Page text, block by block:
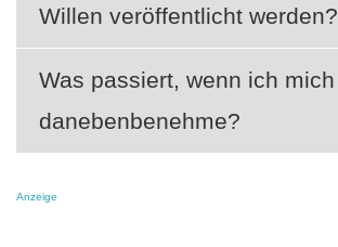
Willen veröffentlicht werden?
Was passiert, wenn ich mich
danebenbenehme?
Anzeige